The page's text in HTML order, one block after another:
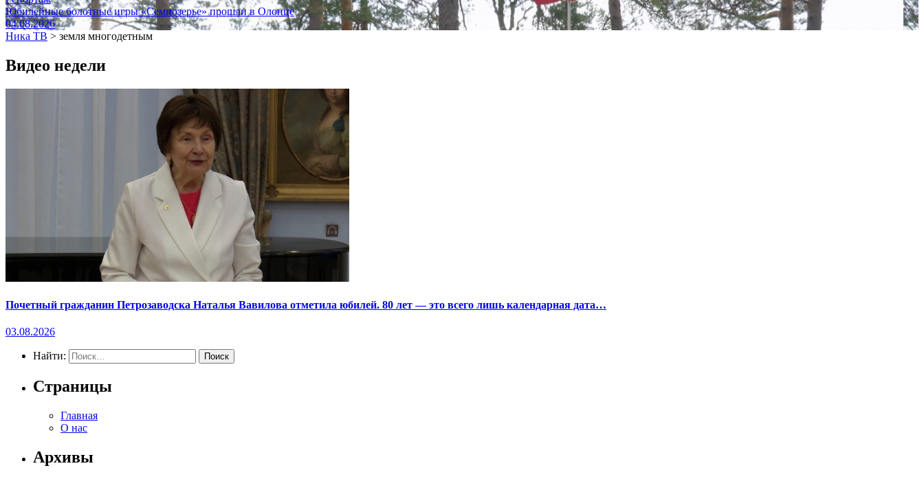
Юбилейные болотные игры «Семиозерье» прошли в Олонце
04.08.2026
Ника ТВ > земля многодетным
Видео недели
Почетный гражданин Петрозаводска Наталья Вавилова отметила юбилей. 80 лет — это всего лишь календарная дата…
03.08.2026
Найти:
Страницы
Главная
О нас
Архивы